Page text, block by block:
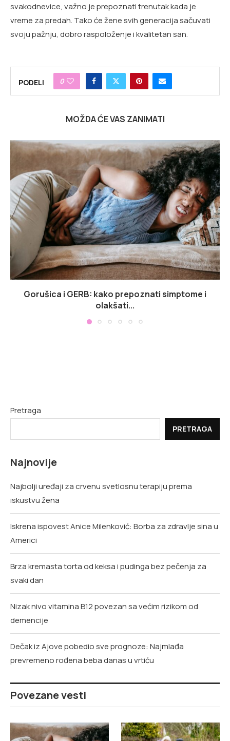
svakodnevice, važno je prepoznati trenutak kada je
vreme za predah. Tako će žene svih generacija sačuvati
svoju pažnju, dobro raspoloženje i kvalitetan san.
PODELI 0
MOŽDA ĆE VAS ZANIMATI
Gorušica i GERB: kako prepoznati simptome i
olakšati...
Pretraga
PRETRAGA
Najnovije
Najbolji uređaji za crvenu svetlosnu terapiju prema
iskustvu žena
Iskrena ispovest Anice Milenković: Borba za zdravlje sina u
Americi
Brza kremasta torta od keksa i pudinga bez pečenja za
svaki dan
Nizak nivo vitamina B12 povezan sa većim rizikom od
demencije
Dečak iz Ajove pobedio sve prognoze: Najmlađa
prevremeno rođena beba danas u vrtiću
Povezane vesti